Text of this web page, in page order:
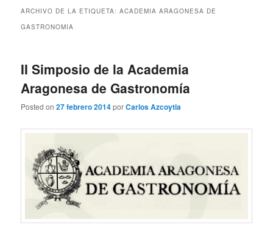
ARCHIVO DE LA ETIQUETA:ACADEMIA ARAGONESA DE
GASTRONOMIA
II Simposio de la Academia
Aragonesa de Gastronomía
Posted on27 febrero 2014porCarlos Azcoytia